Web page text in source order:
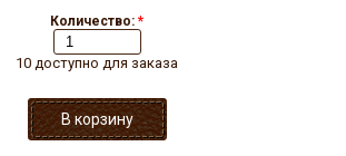
Количество: *
10 доступно для заказа